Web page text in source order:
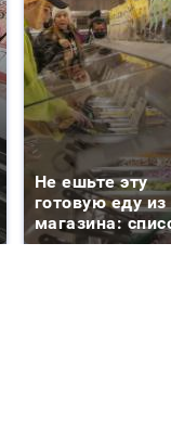
Не ешьте эту
готовую еду из
магазина: